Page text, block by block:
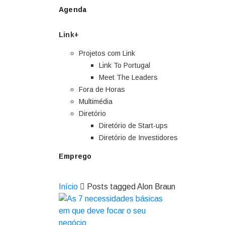
Agenda
Link+
Projetos com Link
Link To Portugal
Meet The Leaders
Fora de Horas
Multimédia
Diretório
Diretório de Start-ups
Diretório de Investidores
Emprego
Início Posts tagged Alon Braun